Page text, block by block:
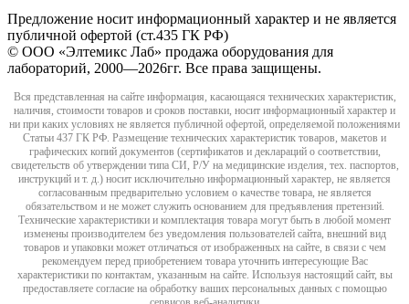
Предложение носит информационный характер и не является
публичной офертой (ст.435 ГК РФ)
© ООО «Элтемикс Лаб» продажа оборудования для
лабораторий, 2000—2026гг. Все права защищены.
Вся представленная на сайте информация, касающаяся технических характеристик,
наличия, стоимости товаров и сроков поставки, носит информационный характер и
ни при каких условиях не является публичной офертой, определяемой положениями
Статьи 437 ГК РФ. Размещение технических характеристик товаров, макетов и
графических копий документов (сертификатов и деклараций о соответствии,
свидетельств об утверждении типа СИ, Р/У на медицинские изделия, тех. паспортов,
инструкций и т. д.) носит исключительно информационный характер, не является
согласованным предварительно условием о качестве товара, не является
обязательством и не может служить основанием для предъявления претензий.
Технические характеристики и комплектация товара могут быть в любой момент
изменены производителем без уведомления пользователей сайта, внешний вид
товаров и упаковки может отличаться от изображенных на сайте, в связи с чем
рекомендуем перед приобретением товара уточнить интересующие Вас
характеристики по контактам, указанным на сайте. Используя настоящий сайт, вы
предоставляете согласие на обработку ваших персональных данных с помощью